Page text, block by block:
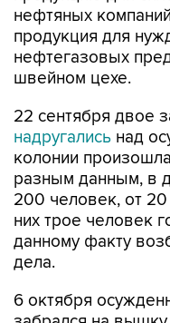
нефтегазовых
швейном цехе.
22 сентября двое
колонии
разным данным, в
200 человек, от 20
них трое человек
данному факту
дела.
6 октября
камера